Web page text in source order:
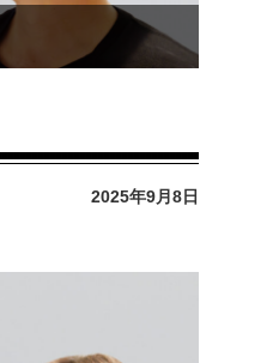
2025年9月8日